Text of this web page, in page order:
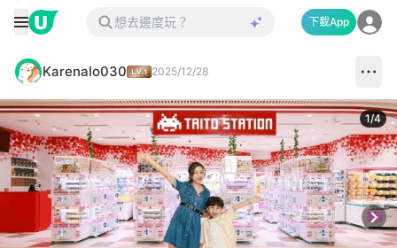
下載App
Karenalo030 2025/12/28
1/4